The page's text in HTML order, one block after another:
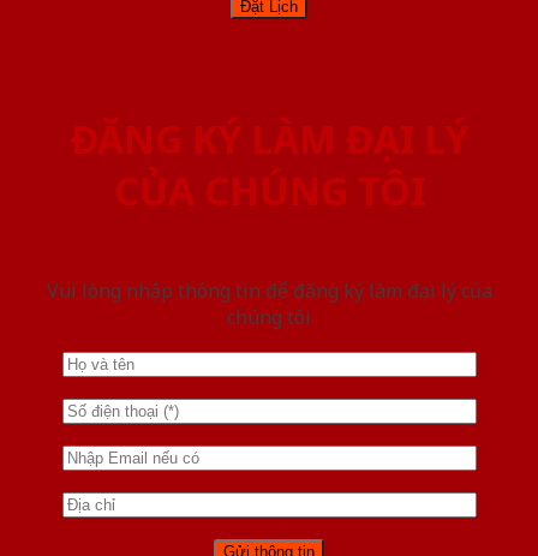
ĐĂNG KÝ LÀM ĐẠI LÝ
CỦA CHÚNG TÔI
Vui lòng nhập thông tin để đăng ký làm đại lý của
chúng tôi